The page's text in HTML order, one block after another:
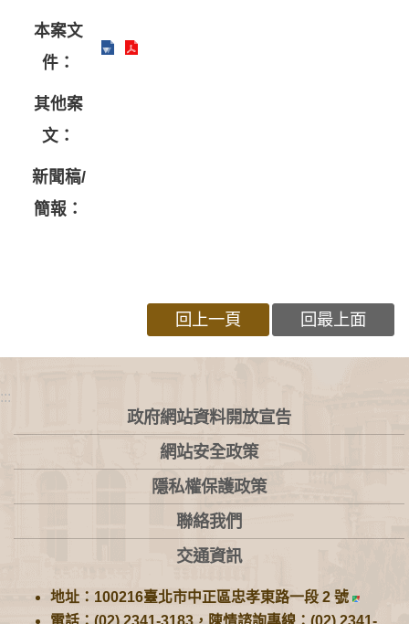
本案文
件：
其他案
文：
新聞稿/
簡報：
回上一頁 回最上面
:::
政府網站資料開放宣告
網站安全政策
隱私權保護政策
聯絡我們
交通資訊
地址：100216臺北市中正區忠孝東路一段 2 號